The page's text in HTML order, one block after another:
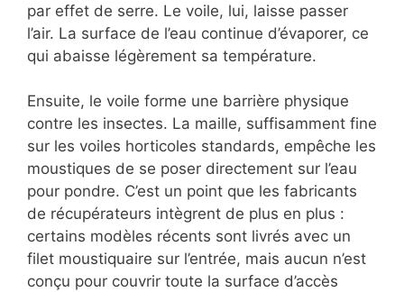
par effet de serre. Le voile, lui, laisse passer
l’air. La surface de l’eau continue d’évaporer, ce
qui abaisse légèrement sa température.
Ensuite, le voile forme une barrière physique
contre les insectes. La maille, suffisamment fine
sur les voiles horticoles standards, empêche les
moustiques de se poser directement sur l’eau
pour pondre. C’est un point que les fabricants
de récupérateurs intègrent de plus en plus :
certains modèles récents sont livrés avec un
filet moustiquaire sur l’entrée, mais aucun n’est
conçu pour couvrir toute la surface d’accès